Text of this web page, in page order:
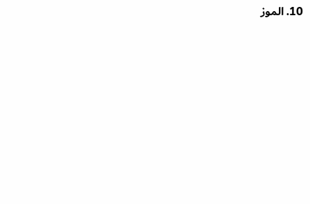
10. الموز